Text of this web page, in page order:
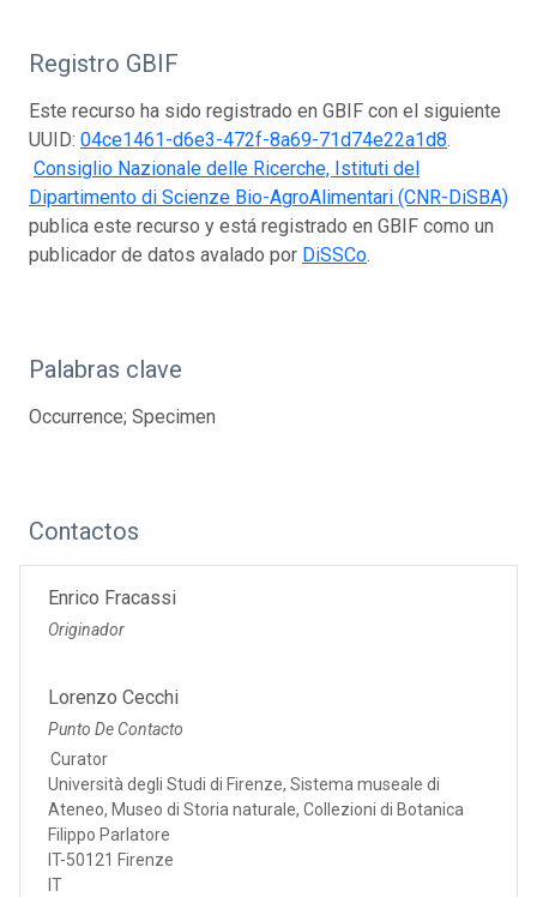
Registro GBIF
Este recurso ha sido registrado en GBIF con el siguiente
UUID: 04ce1461-d6e3-472f-8a69-71d74e22a1d8.
Consiglio Nazionale delle Ricerche, Istituti del
Dipartimento di Scienze Bio-AgroAlimentari (CNR-DiSBA)
publica este recurso y está registrado en GBIF como un
publicador de datos avalado por DiSSCo.
Palabras clave
Occurrence; Specimen
Contactos
Enrico Fracassi
Originador
Lorenzo Cecchi
Punto De Contacto
Curator
Università degli Studi di Firenze, Sistema museale di
Ateneo, Museo di Storia naturale, Collezioni di Botanica
Filippo Parlatore
IT-50121 Firenze
IT